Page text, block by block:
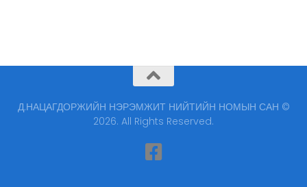
Д.НАЦАГДОРЖИЙН НЭРЭМЖИТ НИЙТИЙН НОМЫН САН ©
2026. All Rights Reserved.